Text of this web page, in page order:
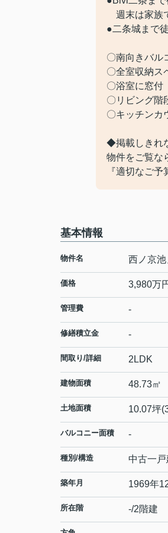
週末は家族
●二条城まで
〇南向きバル
〇全室収納ス
〇浴室に窓付
〇リビング階
〇キッチンカ
◆掲載しきれ
物件をご覧な
『適切なご
基本情報
物件名 西ノ京
価格 3,980万
管理費 -
修繕積立金 -
間取り/詳細 2LDK
建物面積 48.73㎡
土地面積 10.07坪
バルコニー面積 -
種別/構造 中古一戸
築年月 1969年
所在階 -/2階建